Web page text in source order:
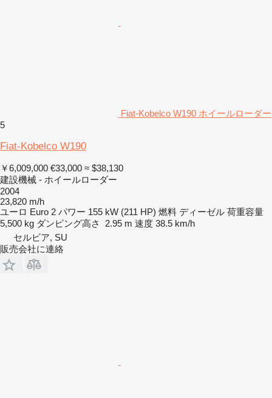
Fiat-Kobelco W190 ホイールローダー
5
Fiat-Kobelco W190
￥6,009,000 €33,000 ≈ $38,130
建設機械 - ホイールローダー
2004
23,820 m/h
ユーロ Euro 2 パワー 155 kW (211 HP) 燃料 ディーゼル 荷重容量
5,500 kg ダンピング高さ 2.95 m 速度 38.5 km/h
セルビア, SU
販売会社に連絡